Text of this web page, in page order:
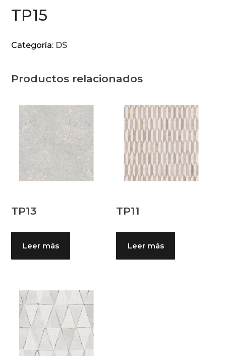
TP15
Categoría: DS
Productos relacionados
TP13
Leer más
TP11
Leer más